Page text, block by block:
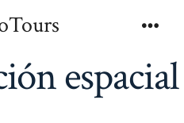
espacial